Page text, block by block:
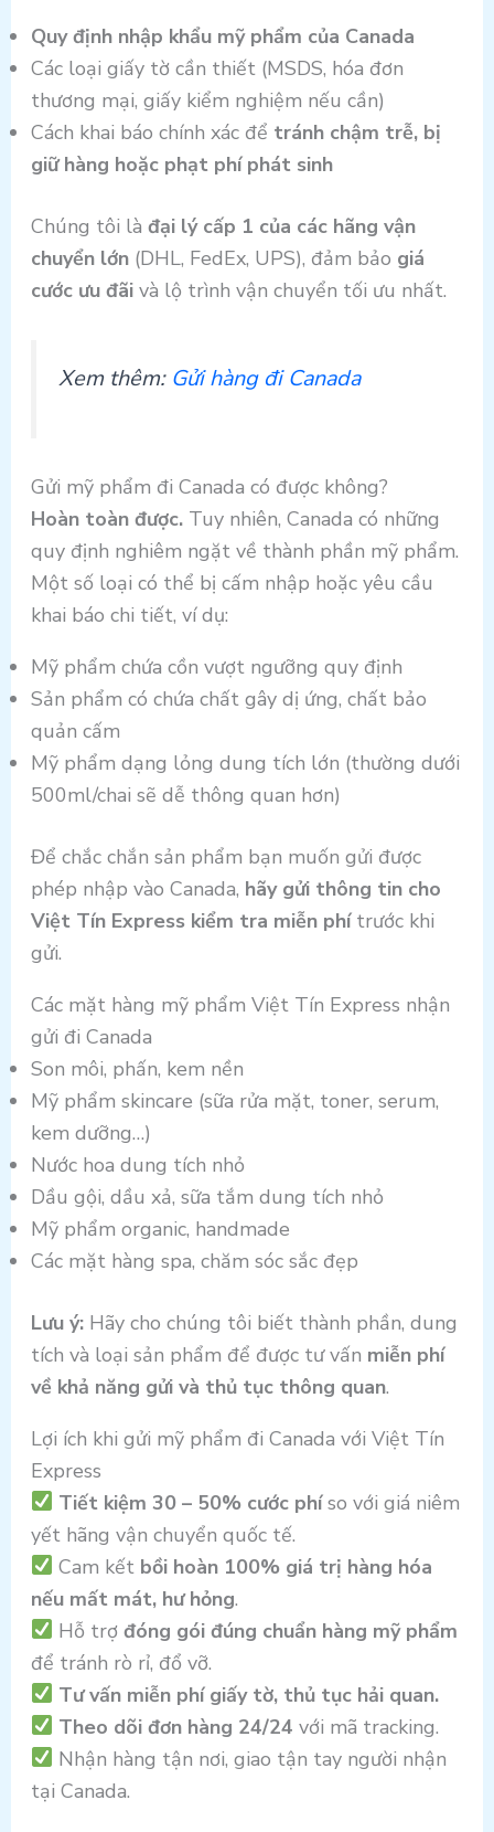
Quy định nhập khẩu mỹ phẩm của Canada
Các loại giấy tờ cần thiết (MSDS, hóa đơn
thương mại, giấy kiểm nghiệm nếu cần)
Cách khai báo chính xác để tránh chậm trễ, bị
giữ hàng hoặc phạt phí phát sinh
Chúng tôi là đại lý cấp 1 của các hãng vận
chuyển lớn(DHL, FedEx, UPS), đảm bảo giá
cước ưu đãivà lộ trình vận chuyển tối ưu nhất.
Xem thêm: Gửi hàng đi Canada
Gửi mỹ phẩm đi Canada có được không?
Hoàn toàn được.Tuy nhiên, Canada có những
quy định nghiêm ngặt về thành phần mỹ phẩm.
Một số loại có thể bị cấm nhập hoặc yêu cầu
khai báo chi tiết, ví dụ:
Mỹ phẩm chứa cồn vượt ngưỡng quy định
Sản phẩm có chứa chất gây dị ứng, chất bảo
quản cấm
Mỹ phẩm dạng lỏng dung tích lớn (thường dưới
500ml/chai sẽ dễ thông quan hơn)
Để chắc chắn sản phẩm bạn muốn gửi được
phép nhập vào Canada, hãy gửi thông tin cho
Việt Tín Express kiểm tra miễn phítrước khi
gửi.
Các mặt hàng mỹ phẩm Việt Tín Express nhận
gửi đi Canada
Son môi, phấn, kem nền
Mỹ phẩm skincare (sữa rửa mặt, toner, serum,
kem dưỡng…)
Nước hoa dung tích nhỏ
Dầu gội, dầu xả, sữa tắm dung tích nhỏ
Mỹ phẩm organic, handmade
Các mặt hàng spa, chăm sóc sắc đẹp
Lưu ý:Hãy cho chúng tôi biết thành phần, dung
tích và loại sản phẩm để được tư vấn miễn phí
về khả năng gửi và thủ tục thông quan.
Lợi ích khi gửi mỹ phẩm đi Canada với Việt Tín
Express
Tiết kiệm 30 – 50% cước phíso với giá niêm
yết hãng vận chuyển quốc tế.
Cam kết bồi hoàn 100% giá trị hàng hóa
nếu mất mát, hư hỏng.
Hỗ trợđóng gói đúng chuẩn hàng mỹ phẩm
để tránh rò rỉ, đổ vỡ.
Tư vấn miễn phí giấy tờ, thủ tục hải quan.
Theo dõi đơn hàng 24/24 với mã tracking.
Nhận hàng tận nơi, giao tận tay người nhận
tại Canada.